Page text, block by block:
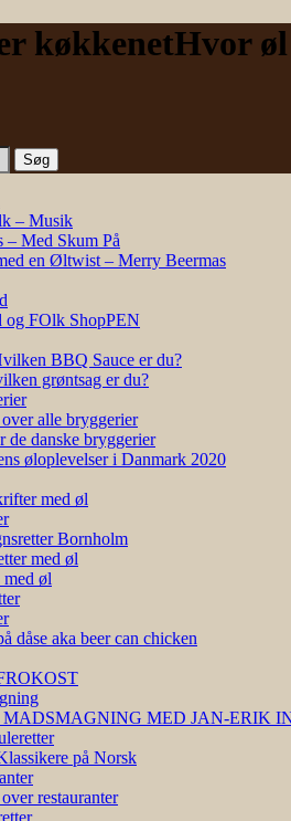
køkkenetHvor
– Musik
Med Skum På
en Øltwist – Merry Beermas
FOlk ShopPEN
BBQ Sauce er du?
grøntsag er du?
alle bryggerier
de danske bryggerier
øloplevelser i Danmark 2020
med øl
Bornholm
med øl
øl
dåse aka beer can chicken
MED JAN-ERIK
på Norsk
restauranter